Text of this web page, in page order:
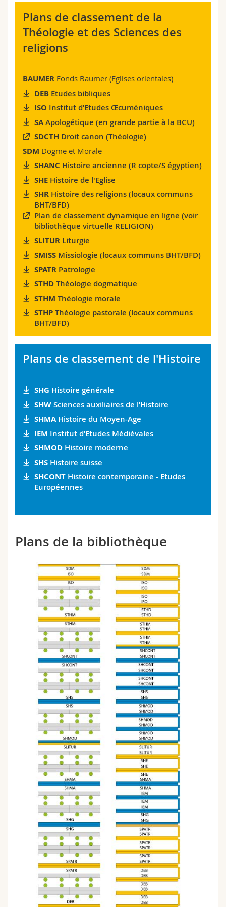
Interfacultaire
Doctorants
Programme des cours
Plans de classement de la
Théologie et des Sciences des
religions
BAUMER Fonds Baumer (Eglises orientales)
DEBEtudes bibliques
ISO Institut d’Etudes Œcuméniques
SAApologétique (en grande partie à la BCU)
SDCTHDroit canon (Théologie)
SDM Dogme et Morale
SHANC Histoire ancienne (R copte/S égyptien)
SHEHistoire de l'Eglise
SHRHistoire des religions (locaux communs
BHT/BFD)
Plan de classement dynamique en ligne (voir
bibliothèque virtuelle RELIGION)
SLITURLiturgie
SMISSMissiologie (locaux communs BHT/BFD)
SPATRPatrologie
STHDThéologie dogmatique
STHM Théologie morale
STHPThéologie pastorale (locaux communs
BHT/BFD)
Plans de classement de l'Histoire
SHG Histoire générale
SHWSciences auxiliaires de l’Histoire
SHMAHistoire du Moyen-Age
IEM Institut d’Etudes Médiévales
SHMODHistoire moderne
SHSHistoire suisse
SHCONTHistoire contemporaine - Etudes
Européennes
Plans de la bibliothèque